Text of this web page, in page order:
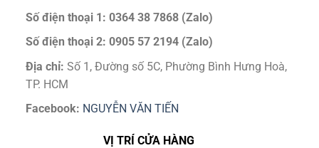
Số điện thoại 1: 0364 38 7868 (Zalo)
Số điện thoại 2: 0905 57 2194 (Zalo)
Địa chỉ: Số 1, Đường số 5C, Phường Bình Hưng Hoà,
TP. HCM
Facebook: NGUYỄN VĂN TIẾN
VỊ TRÍ CỬA HÀNG